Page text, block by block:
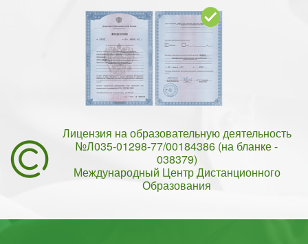
Лицензия на образовательную деятельность
№Л035-01298-77/00184386 (на бланке -
038379)
Международный Центр Дистанционного
Образования